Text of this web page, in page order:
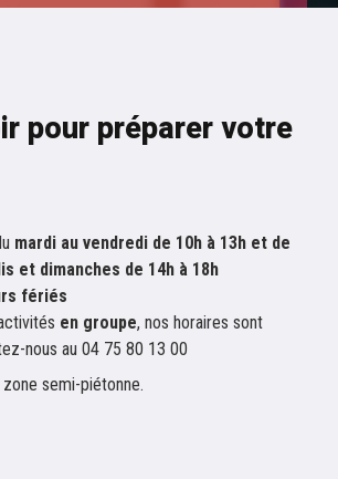
pour préparer votre
mardi au vendredi de 10h à 13h et de
et dimanches de 14h à 18h
fériés
en groupe, nos horaires sont
nous au 04 75 80 13 00
semi-piétonne.